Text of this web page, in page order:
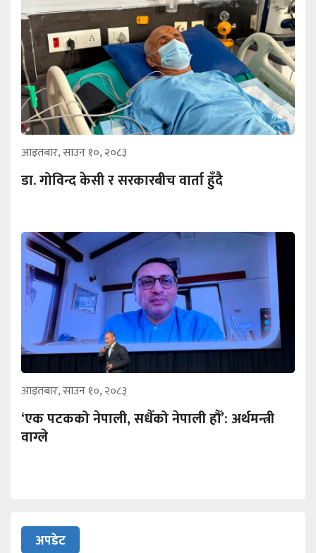
आइतबार, साउन १०, २०८३
डा. गोविन्द केसी र सरकारबीच वार्ता हुँदै
आइतबार, साउन १०, २०८३
‘एक पटकको नेपाली, सधैँको नेपाली हौँ’: अर्थमन्त्री
वाग्ले
अपडेट